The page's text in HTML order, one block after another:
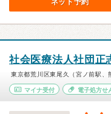
ネット予約
社会医療法人社団正
東京都荒川区東尾久（宮ノ前駅、
マイナ受付 電子処方せ